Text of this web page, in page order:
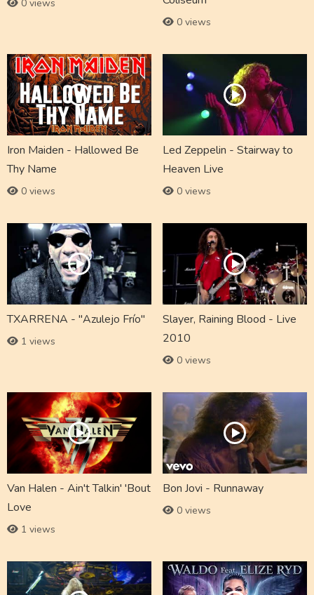
0 views
0 views
Iron Maiden - Hallowed Be
Thy Name
0 views
Led Zeppelin - Stairway to
Heaven Live
0 views
TXARRENA - "Azulejo Frío"
1 views
Slayer, Raining Blood - Live
2010
0 views
Van Halen - Ain't Talkin' 'Bout
Love
1 views
Bon Jovi - Runnaway
0 views